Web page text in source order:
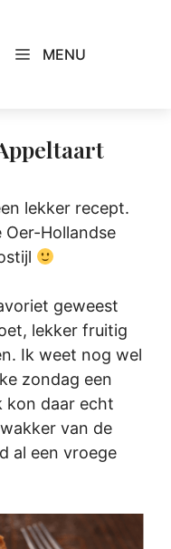
MENU
lekker recept.
Oer-Hollandse
geweest
lekker fruitig
Ik weet nog wel
zondag een
kon daar echt
van de
al een vroege